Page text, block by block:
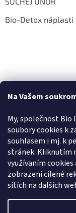
Na Vašem
My, společnost Bio
soubory cookies k
souhlasem i mj. k
stránek. Kliknutím
využívaním cookies
zobrazení cílené
sítích na dalších
Bio-Detox náplasti